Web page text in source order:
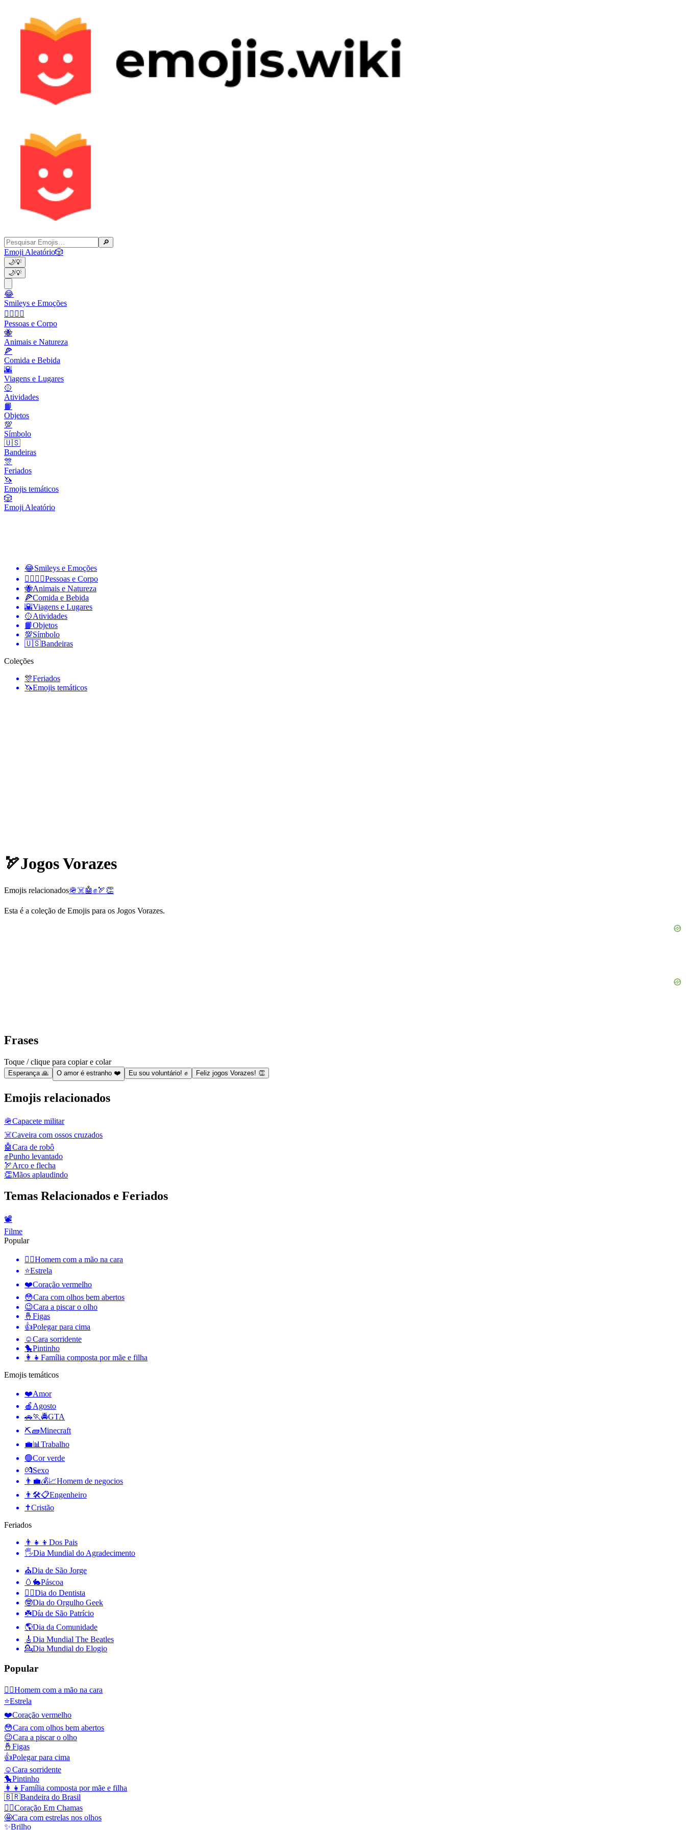
🔎
Emoji Aleatório🎲
🌙💡
🌙💡
😂
Smileys e Emoções
👩‍❤️‍💋‍👨
Pessoas e Corpo
🐝
Animais e Natureza
🍕
Comida e Bebida
🌇
Viagens e Lugares
🥎
Atividades
📙
Objetos
💯
Símbolo
🇺🇸
Bandeiras
🎊
Feriados
🦄
Emojis temáticos
🎲
Emoji Aleatório
😂Smileys e Emoções
👩‍❤️‍💋‍👨Pessoas e Corpo
🐝Animais e Natureza
🍕Comida e Bebida
🌇Viagens e Lugares
🥎Atividades
📙Objetos
💯Símbolo
🇺🇸Bandeiras
Coleções
🎊Feriados
🦄Emojis temáticos
🏹Jogos Vorazes
Emojis relacionados🪖☠️🤖✊🏹👏
Esta é a coleção de Emojis para os Jogos Vorazes.
Frases
Toque / clique para copiar e colar
Esperança 🙏 O amor é estranho ❤️ Eu sou voluntário! ✊ Feliz jogos Vorazes! 👏
Emojis relacionados
🪖Capacete militar
☠️Caveira com ossos cruzados
🤖Cara de robô
✊Punho levantado
🏹Arco e flecha
👏Mãos aplaudindo
Temas Relacionados e Feriados
📽
Filme
Popular
🤦‍♂️Homem com a mão na cara
⭐Estrela
❤️Coração vermelho
😳Cara com olhos bem abertos
😉Cara a piscar o olho
🤞 Figas
👍Polegar para cima
☺️Cara sorridente
🐤Pintinho
👩‍👧 Família composta por mãe e filha
Emojis temáticos
❤️Amor
🍎 Agosto
🚗🏃🚔GTA
⛏🧱Minecraft
💼📊 Trabalho
🟢Cor verde
💏Sexo
👨‍💼💰📈Homem de negocios
👨🛠📋Engenheiro
✝️Cristão
Feriados
👨‍👧‍👦 Dos Pais
🖐Dia Mundial do Agradecimento
⛪️Dia de São Jorge
🥚🐇Páscoa
👨‍⚕️Dia do Dentista
🤓Dia do Orgulho Geek
☘️Día de São Patrício
🌎Dia da Comunidade
🎸 Dia Mundial The Beatles
💁Dia Mundial do Elogio
Popular
🤦‍♂️Homem com a mão na cara
⭐Estrela
❤️Coração vermelho
😳Cara com olhos bem abertos
😉Cara a piscar o olho
🤞 Figas
👍Polegar para cima
☺️Cara sorridente
🐤Pintinho
👩‍👧 Família composta por mãe e filha
🇧🇷Bandeira do Brasil
❤️‍🔥Coração Em Chamas
🤩Cara com estrelas nos olhos
✨Brilho